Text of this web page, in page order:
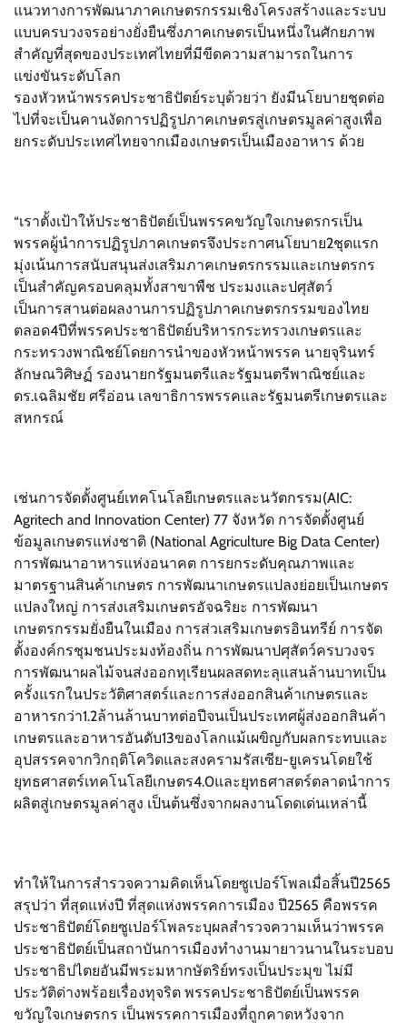
แนวทางการพัฒนาภาคเกษตรกรรมเชิงโครงสร้างและระบบ
แบบครบวงจรอย่างยั่งยืนซึ่งภาคเกษตรเป็นหนึ่งในศักยภาพ
สำคัญที่สุดของประเทศไทยที่มีขีดความสามารถในการ
แข่งขันระดับโลก
รองหัวหน้าพรรคประชาธิปัตย์ระบุด้วยว่า ยังมีนโยบายชุดต่อ
ไปที่จะเป็นคานงัดการปฏิรูปภาคเกษตรสู่เกษตรมูลค่าสูงเพื่อ
ยกระดับประเทศไทยจากเมืองเกษตรเป็นเมืองอาหาร ด้วย
“เราตั้งเป้าให้ประชาธิปัตย์เป็นพรรคขวัญใจเกษตรกรเป็น
พรรคผู้นำการปฏิรูปภาคเกษตรจึงประกาศนโยบาย2ชุดแรก
มุ่งเน้นการสนับสนุนส่งเสริมภาคเกษตรกรรมและเกษตรกร
เป็นสำคัญครอบคลุมทั้งสาขาพืช ประมงและปศุสัตว์
เป็นการสานต่อผลงานการปฏิรูปภาคเกษตรกรรมของไทย
ตลอด4ปีที่พรรคประชาธิปัตย์บริหารกระทรวงเกษตรและ
กระทรวงพาณิชย์โดยการนำของหัวหน้าพรรค นายจุรินทร์
ลักษณวิศิษฏ์ รองนายกรัฐมนตรีและรัฐมนตรีพาณิชย์และ
ดร.เฉลิมชัย ศรีอ่อน เลขาธิการพรรคและรัฐมนตรีเกษตรและ
สหกรณ์
เช่นการจัดตั้งศูนย์เทคโนโลยีเกษตรและนวัตกรรม(AIC:
Agritech and Innovation Center) 77 จังหวัด การจัดตั้งศูนย์
ข้อมูลเกษตรแห่งชาติ (National Agriculture Big Data Center)
การพัฒนาอาหารแห่งอนาคต การยกระดับคุณภาพและ
มาตรฐานสินค้าเกษตร การพัฒนาเกษตรแปลงย่อยเป็นเกษตร
แปลงใหญ่ การส่งเสริมเกษตรอัจฉริยะ การพัฒนา
เกษตรกรรมยั่งยืนในเมือง การส่วเสริมเกษตรอินทรีย์ การจัด
ตั้งองค์กรชุมชนประมงท้องถิ่น การพัฒนาปศุสัตว์ครบวงจร
การพัฒนาผลไม้จนส่งออกทุเรียนผลสดทะลุแสนล้านบาทเป็น
ครั้งแรกในประวัติศาสตร์และการส่งออกสินค้าเกษตรและ
อาหารกว่า1.2ล้านล้านบาทต่อปีจนเป็นประเทศผู้ส่งออกสินค้า
เกษตรและอาหารอันดับ13ของโลกแม้เผขิญกับผลกระทบและ
อุปสรรคจากวิกฤติโควิดและสงครามรัสเซีย-ยูเครนโดยใช้
ยุทธศาสตร์เทคโนโลยีเกษตร4.0และยุทธศาสตร์ตลาดนำการ
ผลิตสู่เกษตรมูลค่าสูง เป็นต้นซึ่งจากผลงานโดดเด่นเหล่านี้
ทำให้ในการสำรวจความคิดเห็นโดยซูเปอร์โพลเมื่อสิ้นปี2565
สรุปว่า ที่สุดแห่งปี ที่สุดแห่งพรรคการเมือง ปี2565 คือพรรค
ประชาธิปัตย์โดยซูเปอร์โพลระบุผลสำรวจความเห็นว่าพรรค
ประชาธิปัตย์เป็นสถาบันการเมืองทำงานมายาวนานในระบอบ
ประชาธิปไตยอันมีพระมหากษัตริย์ทรงเป็นประมุข ไม่มี
ประวัติด่างพร้อยเรื่องทุจริต พรรคประชาธิปัตย์เป็นพรรค
ขวัญใจเกษตรกร เป็นพรรคการเมืองที่ถูกคาดหวังจาก